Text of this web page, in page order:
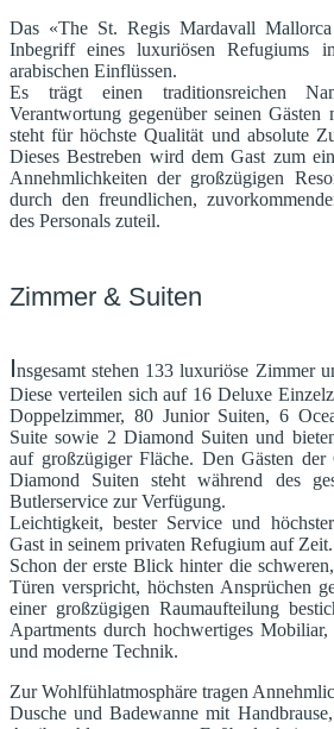
Das «The St. Regis Mardavall
Inbegriff eines luxuriösen Refugiums
arabischen Einflüssen.
Es trägt einen traditionsreichen
Verantwortung gegenüber seinen
steht für höchste Qualität und absolute
Dieses Bestreben wird dem Gast zum
Annehmlichkeiten der großzügigen
durch den freundlichen,
des Personals zuteil.
Zimmer & Suiten
Insgesamt stehen 133 luxuriöse Zimmer
Diese verteilen sich auf 16 Deluxe
Doppelzimmer, 80 Junior Suiten, 6
Suite sowie 2 Diamond Suiten und
auf großzügiger Fläche. Den Gästen
Diamond Suiten steht während des
Butlerservice zur Verfügung.
Leichtigkeit, bester Service und
Gast in seinem privaten Refugium auf Zeit.
Schon der erste Blick hinter die
Türen verspricht, höchsten Ansprüchen
einer großzügigen Raumaufteilung
Apartments durch hochwertiges
und moderne Technik.
Zur Wohlfühlatmosphäre tragen
Dusche und Badewanne mit